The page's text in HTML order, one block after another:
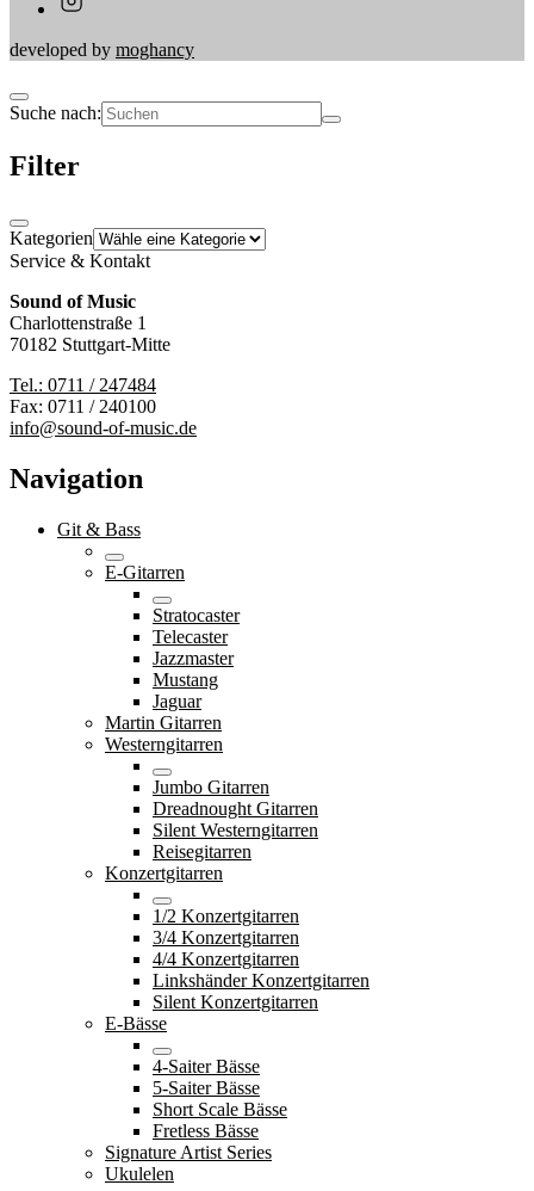
developed by moghancy
Suche nach:
Filter
Kategorien
Service & Kontakt
Sound of Music
Charlottenstraße 1
70182 Stuttgart-Mitte
Tel.: 0711 / 247484
Fax: 0711 / 240100
info@sound-of-music.de
Navigation
Git & Bass
E-Gitarren
Stratocaster
Telecaster
Jazzmaster
Mustang
Jaguar
Martin Gitarren
Westerngitarren
Jumbo Gitarren
Dreadnought Gitarren
Silent Westerngitarren
Reisegitarren
Konzertgitarren
1/2 Konzertgitarren
3/4 Konzertgitarren
4/4 Konzertgitarren
Linkshänder Konzertgitarren
Silent Konzertgitarren
E-Bässe
4-Saiter Bässe
5-Saiter Bässe
Short Scale Bässe
Fretless Bässe
Signature Artist Series
Ukulelen